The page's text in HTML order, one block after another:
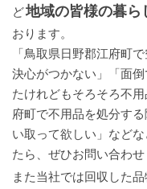
ど地域の皆様の暮ら
おります。
「鳥取県日野郡江府町
決心がつかない」「面
たけれどもそろそろ不
府町で不用品を処分す
い取って欲しい」など
たら、ぜひお問い合わせ
また当社では回収した品